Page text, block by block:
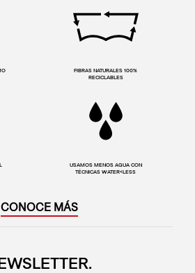
FIBRAS NATURALES 100%
RECICLABLES
USAMOS MENOS AGUA CON
TÉCNICAS WATER<LESS
CONOCE MÁS